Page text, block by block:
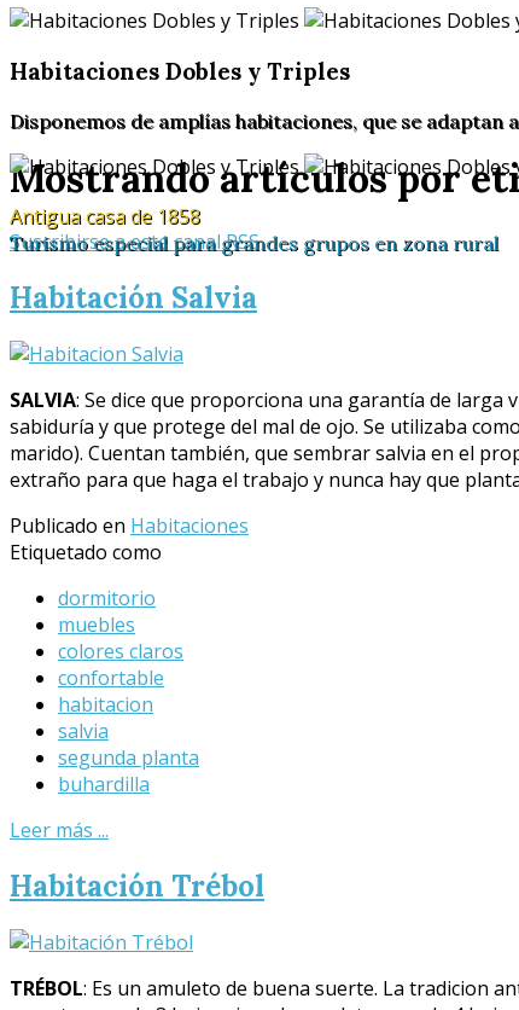
Habitaciones Dobles y Triples
Disponemos de amplías habitaciones, que se adaptan
Antigua casa de 1858
Turismo especial para grandes grupos en zona rural
Mostrando artículos por
Suscribirse a este canal RSS
Habitación Salvia
SALVIA: Se dice que proporciona una garantía de larga
sabiduría y que protege del mal de ojo. Se utilizaba
marido). Cuentan también, que sembrar salvia en el
extraño para que haga el trabajo y nunca hay que
Publicado en Habitaciones
Etiquetado como
dormitorio
muebles
colores claros
confortable
habitacion
salvia
segunda planta
buhardilla
Leer más ...
Habitación Trébol
TRÉBOL: Es un amuleto de buena suerte. La tradicion